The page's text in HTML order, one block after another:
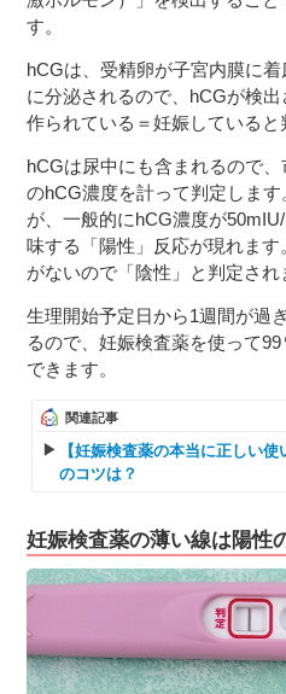
す。
hCGは、受精卵が子宮内膜に
に分泌されるので、hCGが検
作られている＝妊娠している
hCGは尿中にも含まれるので
のhCG濃度を計って判定しま
が、一般的にhCG濃度が
味する「陽性」反応が現れま
がないので「陰性」と判定され
生理開始予定日から1週間が過
るので、妊娠検査薬を使って
できます。
関連記事
【妊娠検査薬の本当に正しい
のコツは？
妊娠検査薬の薄い線は陽性